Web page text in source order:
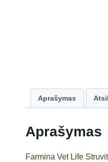
Aprašymas
Aprašymas
Farmina Vet Life